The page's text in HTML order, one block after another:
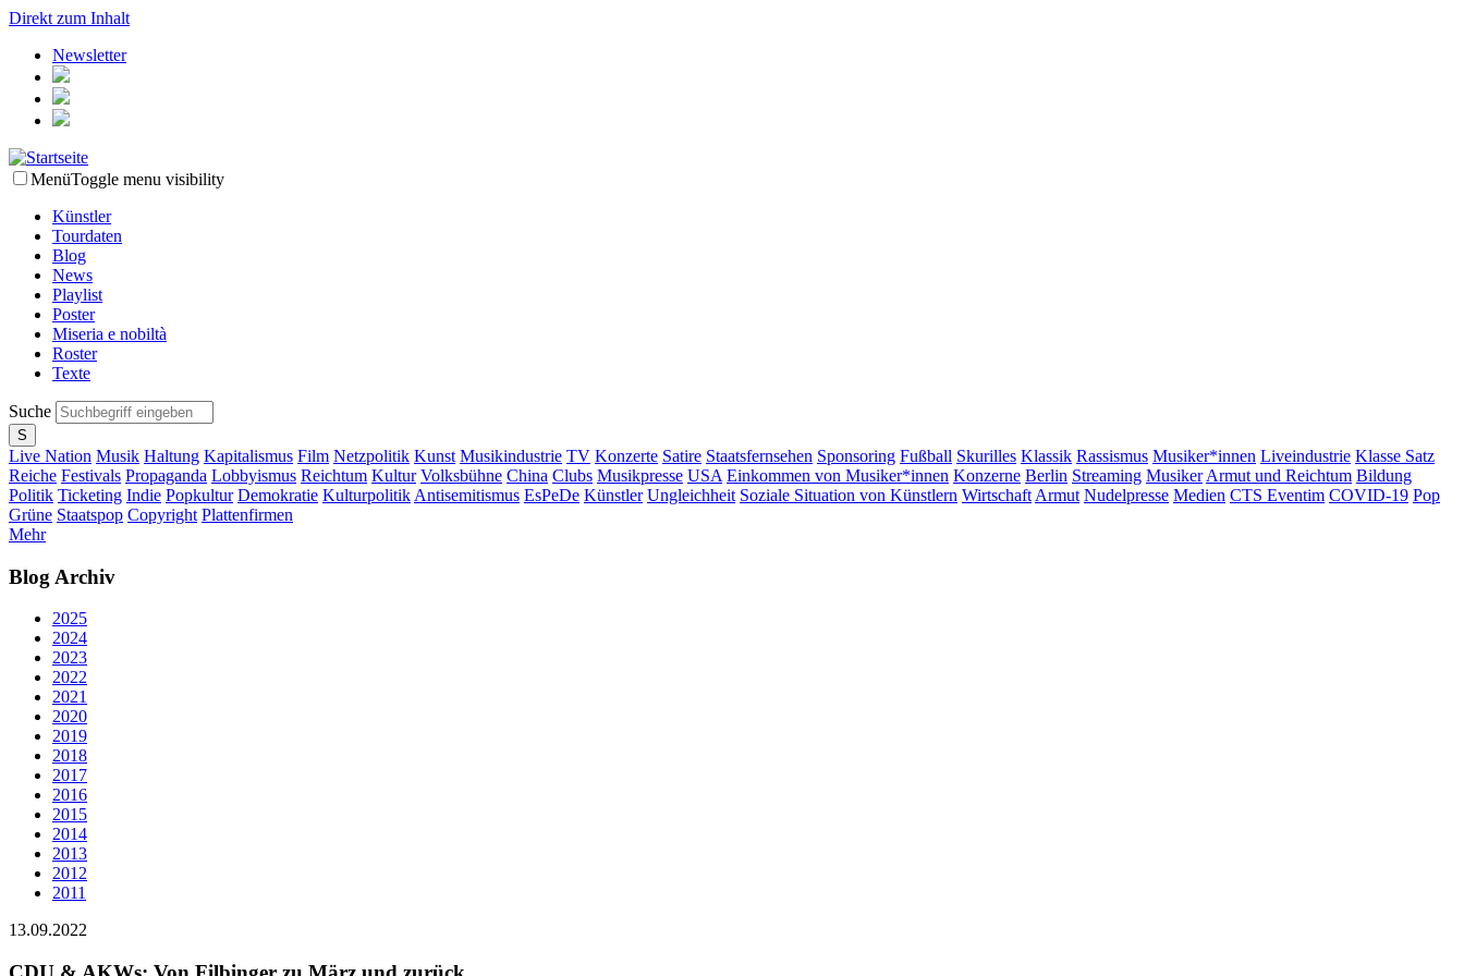
Direkt zum Inhalt
Newsletter
MenüToggle menu visibility
Künstler
Tourdaten
Blog
News
Playlist
Poster
Miseria e nobiltà
Roster
Texte
Suche
Live Nation Musik Haltung Kapitalismus Film Netzpolitik Kunst Musikindustrie TV Konzerte Satire Staatsfernsehen Sponsoring Fußball Skurilles Klassik Rassismus Musiker*innen Liveindustrie Klasse Satz
Reiche Festivals Propaganda Lobbyismus Reichtum Kultur Volksbühne China Clubs Musikpresse USA Einkommen von Musiker*innen Konzerne Berlin Streaming Musiker Armut und Reichtum Bildung
Politik Ticketing Indie Popkultur Demokratie Kulturpolitik Antisemitismus EsPeDe Künstler Ungleichheit Soziale Situation von Künstlern Wirtschaft Armut Nudelpresse Medien CTS Eventim COVID-19 Pop
Grüne Staatspop Copyright Plattenfirmen
Mehr
Blog Archiv
2025
2024
2023
2022
2021
2020
2019
2018
2017
2016
2015
2014
2013
2012
2011
13.09.2022